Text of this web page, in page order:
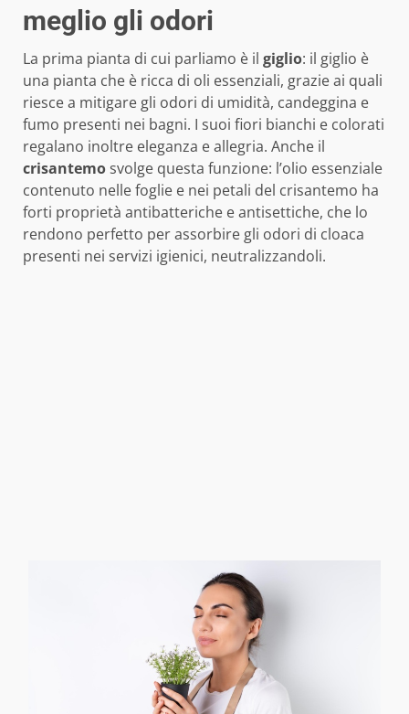
meglio gli odori
La prima pianta di cui parliamo è il giglio: il giglio è
una pianta che è ricca di oli essenziali, grazie ai quali
riesce a mitigare gli odori di umidità, candeggina e
fumo presenti nei bagni. I suoi fiori bianchi e colorati
regalano inoltre eleganza e allegria. Anche il
crisantemosvolge questa funzione: l’olio essenziale
contenuto nelle foglie e nei petali del crisantemo ha
forti proprietà antibatteriche e antisettiche, che lo
rendono perfetto per assorbire gli odori di cloaca
presenti nei servizi igienici, neutralizzandoli.